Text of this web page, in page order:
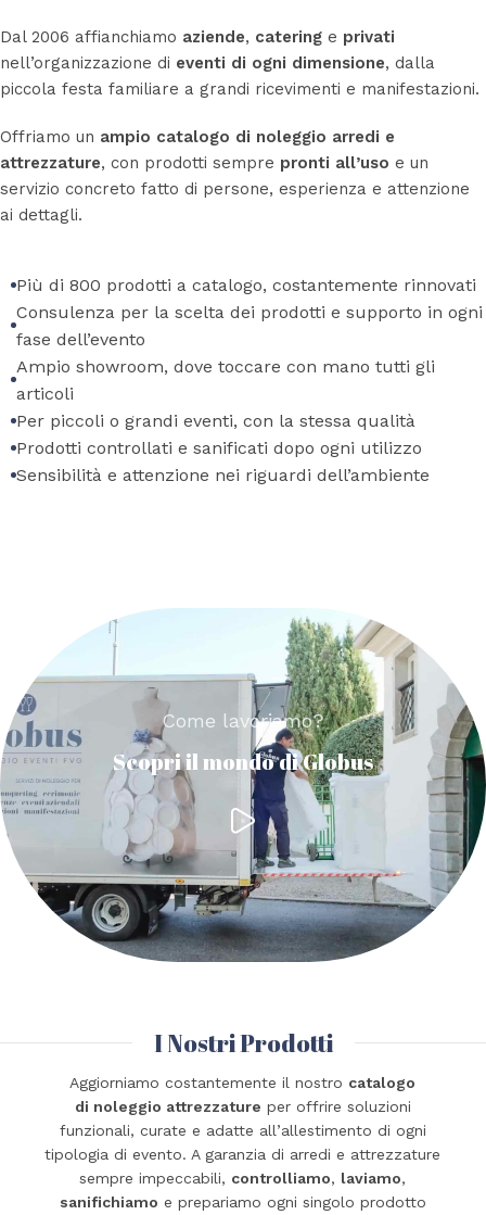
Dal 2006 affianchiamo aziende, catering e privati
nell’organizzazione di eventi di ogni dimensione, dalla
piccola festa familiare a grandi ricevimenti e manifestazioni.
Offriamo un ampio catalogo di noleggio arredi e
attrezzature, con prodotti sempre pronti all’uso e un
servizio concreto fatto di persone, esperienza e attenzione
ai dettagli.
Più di 800 prodotti a catalogo, costantemente rinnovati
Consulenza per la scelta dei prodotti e supporto in ogni
fase dell’evento
Ampio showroom, dove toccare con mano tutti gli
articoli
Per piccoli o grandi eventi, con la stessa qualità
Prodotti controllati e sanificati dopo ogni utilizzo
Sensibilità e attenzione nei riguardi dell’ambiente
Come lavoriamo?
Scopri il mondo di Globus
I Nostri Prodotti
Aggiorniamo costantemente il nostro catalogo
di noleggio attrezzature per offrire soluzioni
funzionali, curate e adatte all’allestimento di ogni
tipologia di evento. A garanzia di arredi e attrezzature
sempre impeccabili, controlliamo, laviamo,
sanifichiamo e prepariamo ogni singolo prodotto